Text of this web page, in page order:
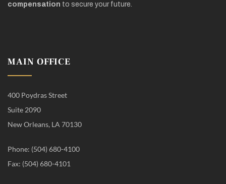
compensation to secure your future.
MAIN OFFICE
400 Poydras Street
Suite 2090
New Orleans, LA 70130
Phone: (504) 680-4100
Fax: (504) 680-4101